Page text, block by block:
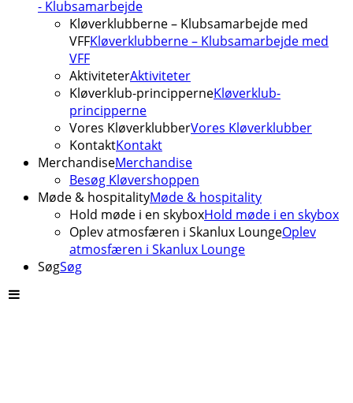
- Klubsamarbejde
Kløverklubberne – Klubsamarbejde med
VFFKløverklubberne – Klubsamarbejde med
VFF
AktiviteterAktiviteter
Kløverklub-principperneKløverklub-
principperne
Vores KløverklubberVores Kløverklubber
KontaktKontakt
MerchandiseMerchandise
Besøg Kløvershoppen
Møde & hospitalityMøde & hospitality
Hold møde i en skyboxHold møde i en skybox
Oplev atmosfæren i Skanlux LoungeOplev
atmosfæren i Skanlux Lounge
SøgSøg